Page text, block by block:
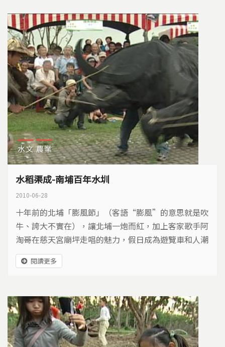
水文 農業
水稻渠成-南埔百年水圳
2010-06-28
十年前的北埔「膨風節」（客語“膨風”的意思就是吹
牛、誇大不實在），讓北埔一炮而紅，加上客家歌手阿
淘哥在慈天宮廟坪走唱的魅力，假日成為遊覽車和人潮
聚集所在。
閱讀更多